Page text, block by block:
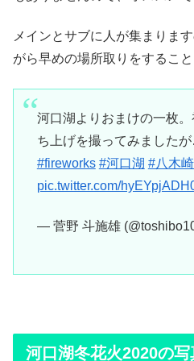
メインとサブに人が集まりま
がら早めの場所取りをするこ
河口湖よりおまけの一枚
ち上げを撮ってみました
#fireworks #河口湖 #八木
pic.twitter.com/
— 菅野 斗施雄
河口湖冬花火2020の